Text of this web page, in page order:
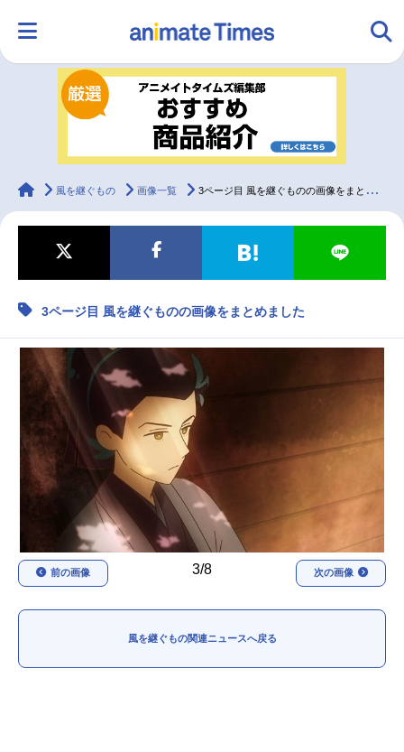
ランキング アニメ
ラジオ みんなの声
マンガ・ラノベ ゲーム・アプリ 音楽 コスプレ
配信・Vtuber トレンド
最新記事一覧
アニメ記事一覧
アニメ映画一覧
今期アニメ曜日別一覧
秋アニメ 冬アニメ
男性声優/女性声優一覧
FOLLOW US
animateTimes
風を継ぐもの 画像一覧 3ページ目 風を継ぐものの画像をまとめました
3ページ目 風を継ぐものの画像をまとめました
3/8
前の画像 次の画像
風を継ぐもの関連ニュースへ戻る